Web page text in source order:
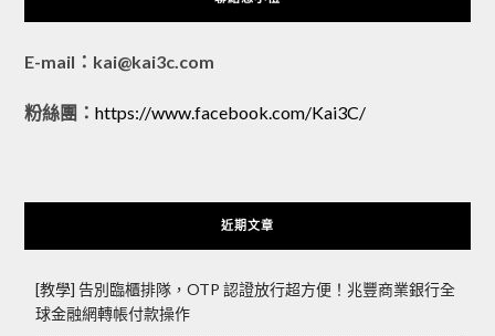
E-mail：kai@kai3c.com
粉絲團： https://www.facebook.com/Kai3C/
近期文章
[教學] 告別臨櫃排隊，OTP 認證放行超方便！兆豐商業銀行全
球金融網轉帳付款操作